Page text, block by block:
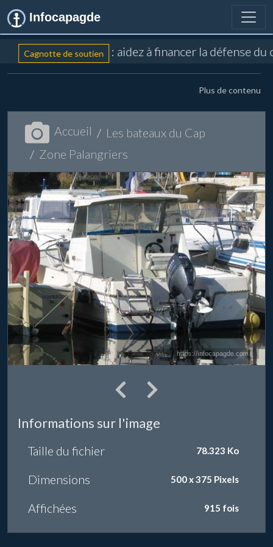
Infocapagde
Cagnotte de soutien : aidez à financer la défense
Plus de contenu
Accueil
Les bateaux du Cap
Zone Palangriers
Informations sur l'image
Taille du fichier 78.323 Ko
Dimensions 500 x 375 Pixels
Affichées 915 fois